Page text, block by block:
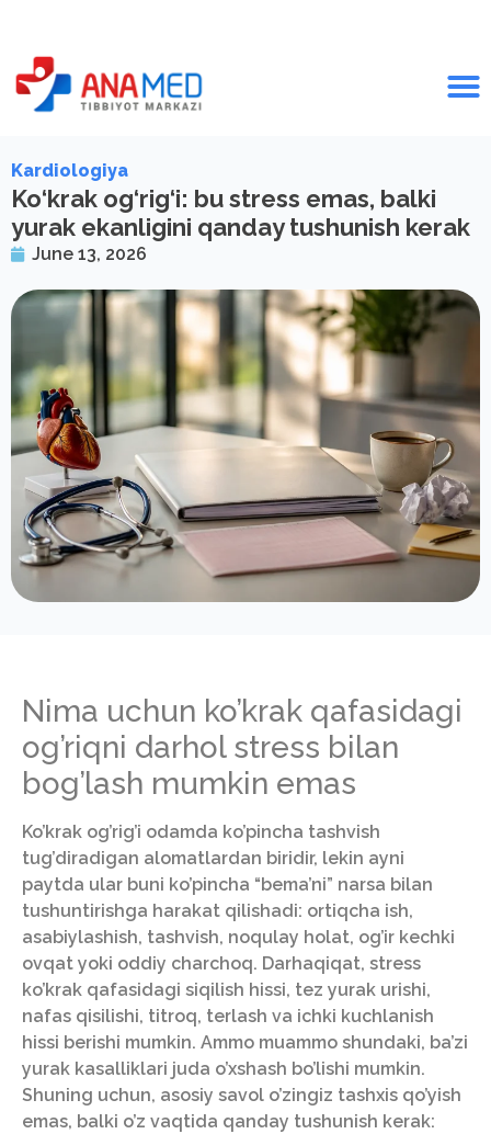
Kardiologiya
Ko‘krak og‘rig‘i: bu stress emas, balki
yurak ekanligini qanday tushunish kerak
June 13, 2026
Nima uchun ko’krak qafasidagi
og’riqni darhol stress bilan
bog’lash mumkin emas
Ko’krak og’rig’i odamda ko’pincha tashvish
tug’diradigan alomatlardan biridir, lekin ayni
paytda ular buni ko’pincha “bema’ni” narsa bilan
tushuntirishga harakat qilishadi: ortiqcha ish,
asabiylashish, tashvish, noqulay holat, og’ir kechki
ovqat yoki oddiy charchoq. Darhaqiqat, stress
ko’krak qafasidagi siqilish hissi, tez yurak urishi,
nafas qisilishi, titroq, terlash va ichki kuchlanish
hissi berishi mumkin. Ammo muammo shundaki, ba’zi
yurak kasalliklari juda o’xshash bo’lishi mumkin.
Shuning uchun, asosiy savol o’zingiz tashxis qo’yish
emas, balki o’z vaqtida qanday tushunish kerak: